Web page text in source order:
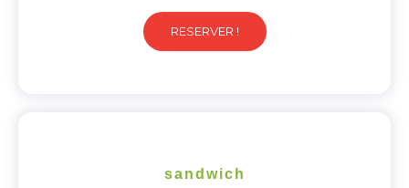
RESERVER !
sandwich